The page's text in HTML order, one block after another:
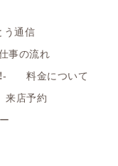
う通信
事の流れ
-
料金について
来店予約